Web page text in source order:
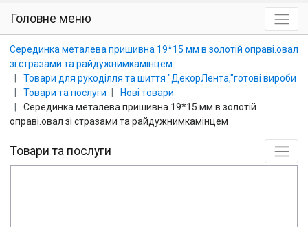
Головне меню
Серединка металева пришивна 19*15 мм в золотій оправі.овал
зі стразами та райдужнимкамінцем
Товари для рукоділля та шиття "ДекорЛента,"готові вироби
Товари та послуги
Нові товари
Серединка металева пришивна 19*15 мм в золотій
оправі.овал зі стразами та райдужнимкамінцем
Товари та послуги